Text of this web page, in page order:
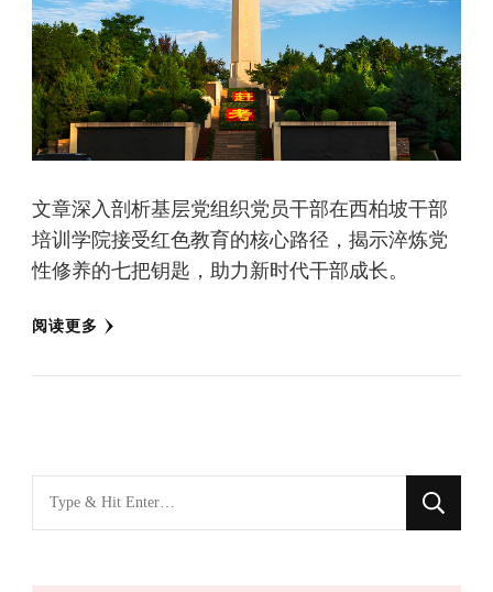
文章深入剖析基层党组织党员干部在西柏坡干部
培训学院接受红色教育的核心路径，揭示淬炼党
性修养的七把钥匙，助力新时代干部成长。
阅读更多
找
什